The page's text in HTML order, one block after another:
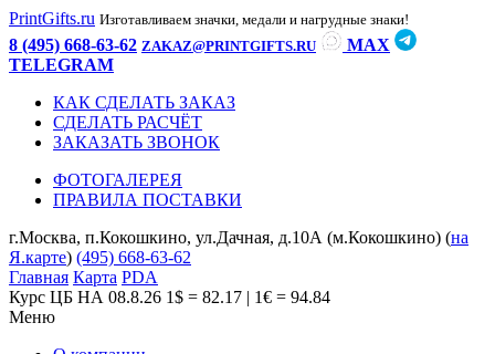
PrintGifts.ru Изготавливаем значки, медали и нагрудные знаки!
8 (495) 668-63-62 ZAKAZ@PRINTGIFTS.RU
MAX
TELEGRAM
КАК СДЕЛАТЬ ЗАКАЗ
СДЕЛАТЬ РАСЧЁТ
ЗАКАЗАТЬ ЗВОНОК
ФОТОГАЛЕРЕЯ
ПРАВИЛА ПОСТАВКИ
г.Москва, п.Кокошкино, ул.Дачная, д.10А (м.Кокошкино) (на
Я.карте) (495) 668-63-62
Главная Карта PDA
Курс ЦБ НА 08.8.26 1$ = 82.17 | 1€ = 94.84
Меню